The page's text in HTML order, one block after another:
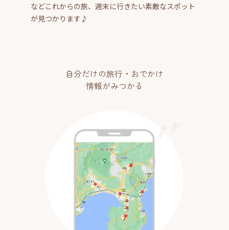
などこれからの旅、週末に行きたい素敵なスポット
が見つかります♪
自分だけの旅行・おでかけ
情報がみつかる